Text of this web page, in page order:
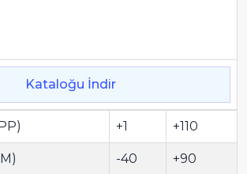
Kataloğu İndir
+1 +110
-40 +90